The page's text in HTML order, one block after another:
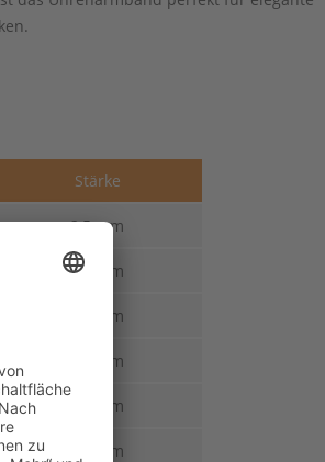
Stärke
2,5 mm
2,5 mm
2,5 mm
2,5 mm
2,5 mm
2,5 mm